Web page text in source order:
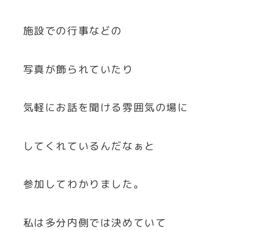
施設での行事などの
写真が飾られていたり
気軽にお話を聞ける雰囲気の場に
してくれているんだなぁと
参加してわかりました。
私は多分内側では決めていて